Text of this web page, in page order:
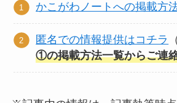
かこがわノートへの掲載方
匿名での情報提供はコチラ
①の掲載方法一覧からご連